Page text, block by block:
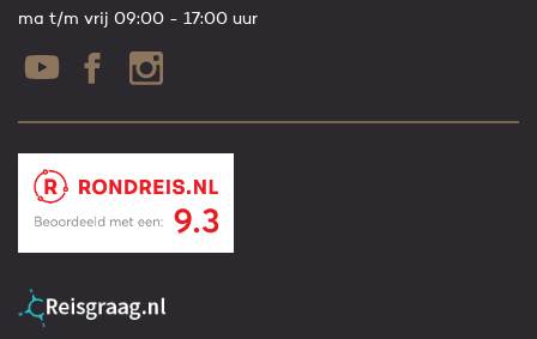
ma t/m vrij 09:00 - 17:00 uur